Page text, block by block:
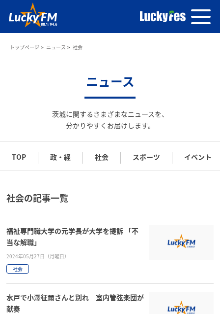
トップページ ニュース 社会
ニュース
茨城に関するさまざまなニュースを、
分かりやすくお届けします。
TOP 政・経 社会 スポーツ イベント
社会の記事一覧
福祉専門職大学の元学長が大学を提訴 「不
当な解職」
2024年05月27日（月曜日）
社会
水戸で小澤征爾さんと別れ 室内管弦楽団が
献奏